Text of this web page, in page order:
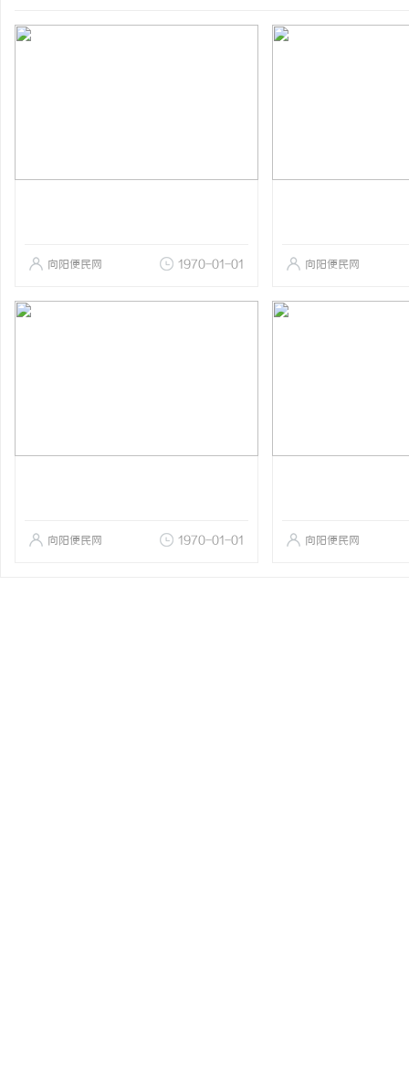
向阳便民网 1970-01-01 向阳便民网
向阳便民网 1970-01-01 向阳便民网